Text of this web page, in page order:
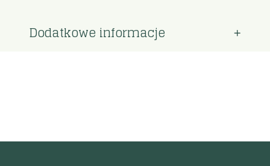
Dodatkowe informacje